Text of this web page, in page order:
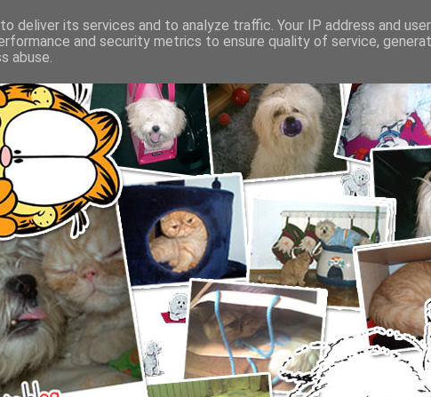
deliver its services and to analyze traffic. Your IP address and
and security metrics to ensure quality of service,
abuse.